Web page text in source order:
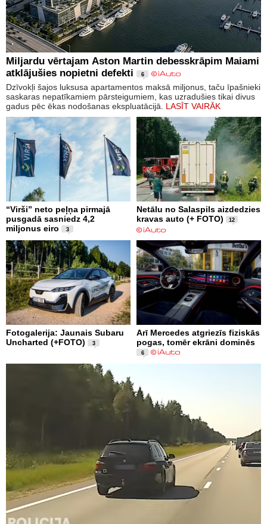
Miljardu vērtajam Aston Martin debesskrāpim Maiami
atklājušies nopietni defekti
6
Dzīvokļi šajos luksusa apartamentos maksā miljonus, taču īpašnieki
saskaras nepatīkamiem pārsteigumiem, kas uzradušies tikai divus
gadus pēc ēkas nodošanas ekspluatācijā. LASĪT VAIRĀK
“Virši” neto peļņa pirmajā
pusgadā sasniedz 4,2
miljonus eiro
3
Netālu no Salaspils aizdedzies
kravas auto (+ FOTO)
12
Fotogalerija: Jaunais Subaru
Uncharted (+FOTO)
3
Arī Mercedes atgriezīs fiziskās
pogas, tomēr ekrāni dominēs
6